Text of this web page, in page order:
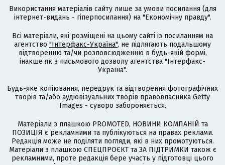
Використання матеріалів сайту лише за умови посилання (для
інтернет-видань - гіперпосилання) на "Економічну правду".
Всі матеріали, які розміщені на цьому сайті із посиланням на
агентство "Інтерфакс-Україна", не підлягають подальшому
відтворенню та/чи розповсюдженню в будь-якій формі,
інакше як з письмового дозволу агентства "Інтерфакс-
Україна".
Будь-яке копіювання, передрук та відтворення фотографічних
творів та/або аудіовізуальних творів правовласника Getty
Images - суворо забороняється.
Матеріали з плашкою PROMOTED, НОВИНИ КОМПАНІЙ та
ПОЗИЦІЯ є рекламними та публікуються на правах реклами.
Редакція може не поділяти погляди, які в них промотуються.
Матеріали з плашкою СПЕЦПРОЄКТ та ЗА ПІДТРИМКИ також є
рекламними, проте редакція бере участь у підготовці цього